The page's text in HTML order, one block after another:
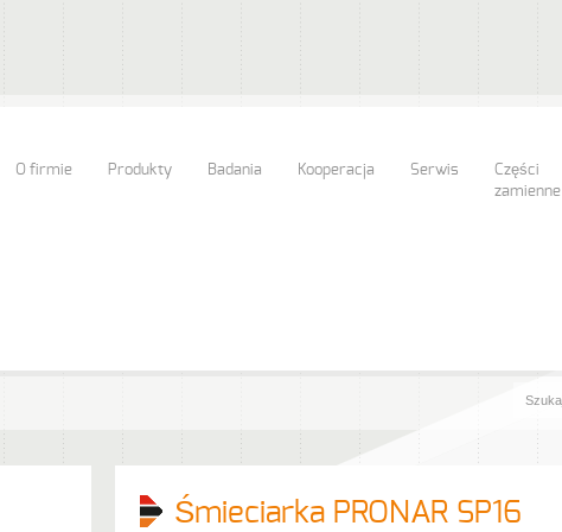
O firmie Produkty Badania Kooperacja Serwis
Części
zamienne
Śmieciarka PRONAR SP16